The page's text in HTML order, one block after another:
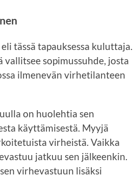
tässä tapauksessa kuluttaja.
sopimussuhde, josta
ilmenevän virhetilanteen
on huolehtia sen
käyttämisestä. Myyjä
virheistä. Vaikka
jatkuu sen jälkeenkin.
virhevastuun lisäksi